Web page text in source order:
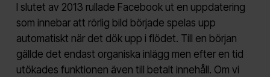
I slutet av 2013 rullade Facebook ut en uppdatering
som innebar att rörlig bild började spelas upp
automatiskt när det dök upp i flödet. Till en början
gällde det endast organiska inlägg men efter en tid
utökades funktionen även till betalt innehåll. Om vi